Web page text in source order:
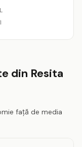
din Resita
față de media